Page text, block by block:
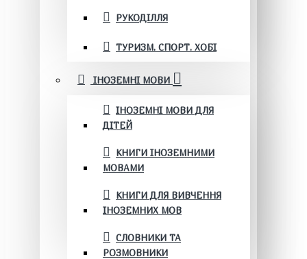
РУКОДІЛЛЯ
ТУРИЗМ. СПОРТ. ХОБІ
ІНОЗЕМНІ МОВИ
ІНОЗЕМНІ МОВИ ДЛЯ
ДІТЕЙ
КНИГИ ІНОЗЕМНИМИ
МОВАМИ
КНИГИ ДЛЯ ВИВЧЕННЯ
ІНОЗЕМНИХ МОВ
СЛОВНИКИ ТА
РОЗМОВНИКИ